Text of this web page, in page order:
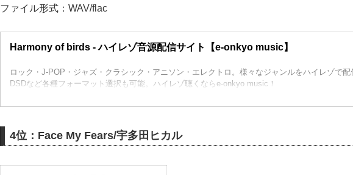
ファイル形式：WAV/flac
Harmony of birds - ハイレゾ音源配信サイト【e-onkyo music】
ロック・J-POP・ジャズ・クラシック・アニソン・エレクトロ。様々なジャンルをハイレゾで配
DSDなど各種フォーマット選択も可能。ハイレゾ聴くならe-onkyo music！
4位：Face My Fears/宇多田ヒカル